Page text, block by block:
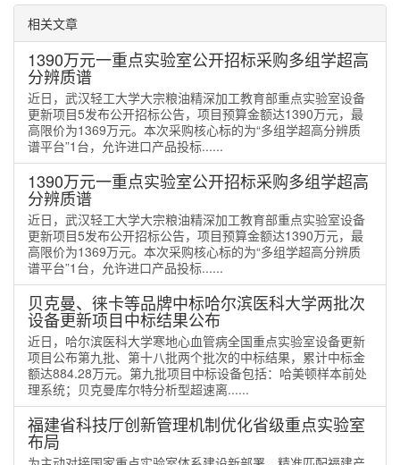
相关文章
1390万元一重点实验室公开招标采购多组学超高
分辨质谱
近日，武汉轻工大学大宗粮油精深加工教育部重点实验室设备
更新项目5发布公开招标公告，项目预算金额达1390万元，最
高限价为1369万元。本次采购核心标的为“多组学超高分辨质
谱平台”1台，允许进口产品投标......
1390万元一重点实验室公开招标采购多组学超高
分辨质谱
近日，武汉轻工大学大宗粮油精深加工教育部重点实验室设备
更新项目5发布公开招标公告，项目预算金额达1390万元，最
高限价为1369万元。本次采购核心标的为“多组学超高分辨质
谱平台”1台，允许进口产品投标......
贝克曼、徕卡等品牌中标哈尔滨医科大学两批次
设备更新项目中标结果公布
近日，哈尔滨医科大学寒地心血管病全国重点实验室设备更新
项目公布第九批、第十八批两个批次的中标结果，累计中标金
额达884.28万元。第九批项目中标设备包括：哈美顿样本前处
理系统；贝克曼库尔特分析型超速离......
福建省科技厅创新管理机制优化省级重点实验室
布局